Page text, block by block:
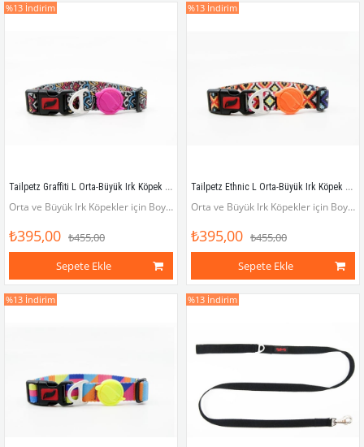
Tailpetz Graffiti L Orta-Büyük Irk Köpek Boyun Tasması (Boyun 40 cm x 65 cm)
Orta ve Büyük Irk Köpekler için Boyun Tasması (Boyun çevresi 40 x 65 cm)
₺395,00 ₺455,00
Sepete Ekle
%13 İndirim
Tailpetz Ethnic L Orta-Büyük Irk Köpek Boyun Tasması (Boyun 40 cm x 65 cm)
Orta ve Büyük Irk Köpekler için Boyun Tasması (Boyun çevresi 40 x 65 cm)
₺395,00 ₺455,00
Sepete Ekle
%13 İndirim
%13 İndirim %13 İndirim